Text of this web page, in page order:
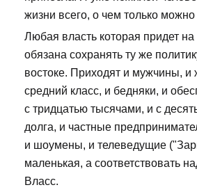
жизни всего, о чем только можно
Любая власть которая придет
обязана сохранять ту же
востоке. Приходят и мужчины,
средний класс, и бедняки, и
с тридцатью тысячами, и с
долга, и частные
и шоумены, и телеведущие
маленькая, а соответствовать
Власс.